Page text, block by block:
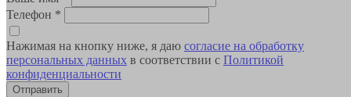
Телефон *
Нажимая на кнопку ниже, я даю согласие на обработку
персональных данных в соответствии с Политикой
конфиденциальности